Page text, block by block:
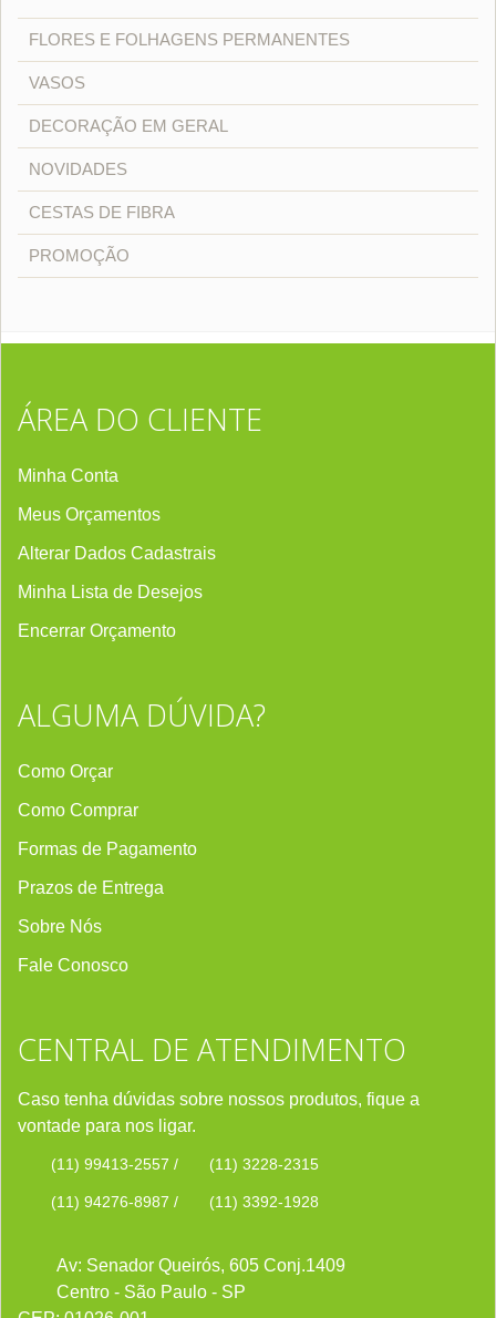
FLORES E FOLHAGENS PERMANENTES
VASOS
DECORAÇÃO EM GERAL
NOVIDADES
CESTAS DE FIBRA
PROMOÇÃO
ÁREA DO CLIENTE
Minha Conta
Meus Orçamentos
Alterar Dados Cadastrais
Minha Lista de Desejos
Encerrar Orçamento
ALGUMA DÚVIDA?
Como Orçar
Como Comprar
Formas de Pagamento
Prazos de Entrega
Sobre Nós
Fale Conosco
CENTRAL DE ATENDIMENTO
Caso tenha dúvidas sobre nossos produtos, fique a
vontade para nos ligar.
(11) 99413-2557 / (11) 3228-2315
(11) 94276-8987 / (11) 3392-1928
Av: Senador Queirós, 605 Conj.1409
Centro - São Paulo - SP